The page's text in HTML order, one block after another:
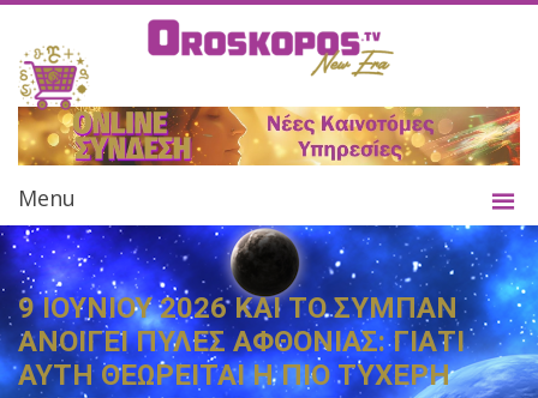
Menu
9 ΙΟΥΝΙΟΥ 2026 ΚΑΙ ΤΟ ΣΥΜΠΑΝ
ΑΝΟΙΓΕΙ ΠΥΛΕΣ ΑΦΘΟΝΙΑΣ: ΓΙΑΤΙ
ΑΥΤΗ ΘΕΩΡΕΙΤΑΙ Η ΠΙΟ ΤΥΧΕΡΗ